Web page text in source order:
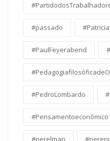
#passado
#PaulFeyerabend
#PedroLombardo
#Pensamentoeconômico
#perelman